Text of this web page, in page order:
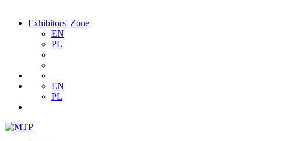
Exhibitors' Zone
EN
PL
EN
PL